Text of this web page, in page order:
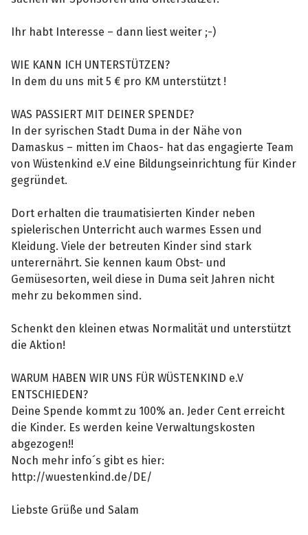
Ihr habt Interesse – dann liest weiter ;-)
WIE KANN ICH UNTERSTÜTZEN?
In dem du uns mit 5 € pro KM unterstützt !
WAS PASSIERT MIT DEINER SPENDE?
In der syrischen Stadt Duma in der Nähe von
Damaskus – mitten im Chaos- hat das engagierte Team
von Wüstenkind e.V eine Bildungseinrichtung für Kinder
gegründet.
Dort erhalten die traumatisierten Kinder neben
spielerischen Unterricht auch warmes Essen und
Kleidung. Viele der betreuten Kinder sind stark
unterernährt. Sie kennen kaum Obst- und
Gemüsesorten, weil diese in Duma seit Jahren nicht
mehr zu bekommen sind.
Schenkt den kleinen etwas Normalität und unterstützt
die Aktion!
WARUM HABEN WIR UNS FÜR WÜSTENKIND e.V
ENTSCHIEDEN?
Deine Spende kommt zu 100% an. Jeder Cent erreicht
die Kinder. Es werden keine Verwaltungskosten
abgezogen!!​
Noch mehr info´s gibt es hier:
http://wuestenkind.de/DE/
Liebste Grüße und Salam